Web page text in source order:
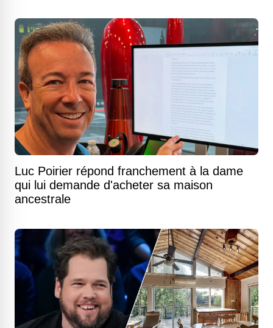
Luc Poirier répond franchement à la dame
qui lui demande d'acheter sa maison
ancestrale